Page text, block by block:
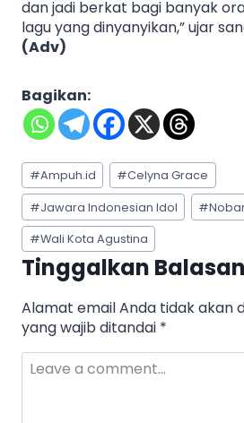
dan jadi berkat bagi banyak
lagu yang dinyanyikan,” ujar
(Adv)
Bagikan:
Post
Tags:
#Ampuh.id #Celyna Grace
#Jawara Indonesian Idol #
#Wali Kota Agustina
Tinggalkan Balasan
Alamat email Anda tidak akan
yang wajib ditandai *